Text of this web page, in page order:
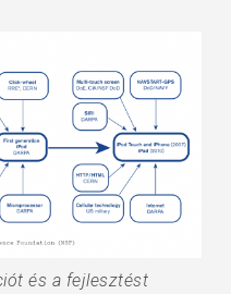
és a fejlesztést